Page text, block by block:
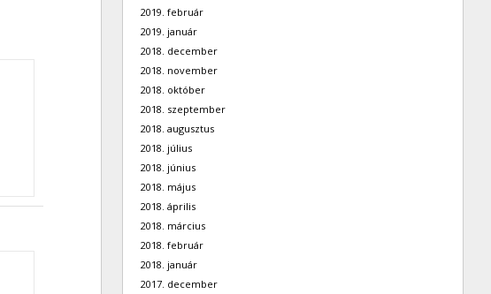
2019. február
2019. január
2018. december
2018. november
2018. október
2018. szeptember
2018. augusztus
2018. július
2018. június
2018. május
2018. április
2018. március
2018. február
2018. január
2017. december